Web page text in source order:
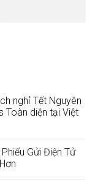
nghỉ Tết Nguyên
Toàn diện tại Việt
Gửi Điện Tử